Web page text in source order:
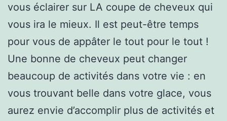
vous éclairer sur LA coupe de cheveux qui
vous ira le mieux. Il est peut-être temps
pour vous de appâter le tout pour le tout !
Une bonne de cheveux peut changer
beaucoup de activités dans votre vie : en
vous trouvant belle dans votre glace, vous
aurez envie d’accomplir plus de activités et